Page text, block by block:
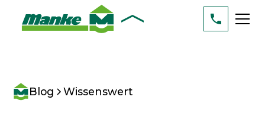
Blog Wissenswert